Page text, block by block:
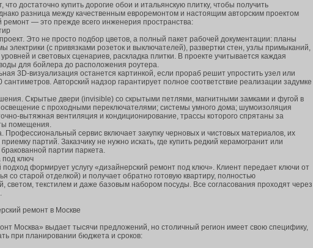
достаточно купить дорогие обои и итальянскую плитку, чтобы получить
разница между качественным евроремонтом и настоящим авторским проектом
ремонт — это прежде всего инженерия пространства:
Это не просто подбор цветов, а полный пакет рабочей документации: планы
электрики (с привязками розеток и выключателей), развертки стен, узлы примыканий,
и световых сценариев, раскладка плитки. В проекте учитывается каждая
для бойлера до расположения роутера.
3D-визуализация останется картинкой, если прораб решит упростить узел или
сантиметров. Авторский надзор гарантирует полное соответствие реализации задумке
Скрытые двери (invisible) со скрытыми петлями, магнитными замками и фугой в
освещение с проходными переключателями; системы умного дома; шумоизоляция
вытяжная вентиляция и кондиционирование, трассы которого спрятаны за
помещения.
Профессиональный сервис включает закупку черновых и чистовых материалов, их
партий. Заказчику не нужно искать, где купить редкий керамогранит или
партии паркета.
под ключ
формирует услугу «дизайнерский ремонт под ключ». Клиент передает ключи от
со старой отделкой) и получает обратно готовую квартиру, полностью
светом, текстилем и даже базовым набором посуды. Все согласования проходят через
ремонт в Москве
Москва» выдает тысячи предложений, но столичный регион имеет свою специфику,
при планировании бюджета и сроков: